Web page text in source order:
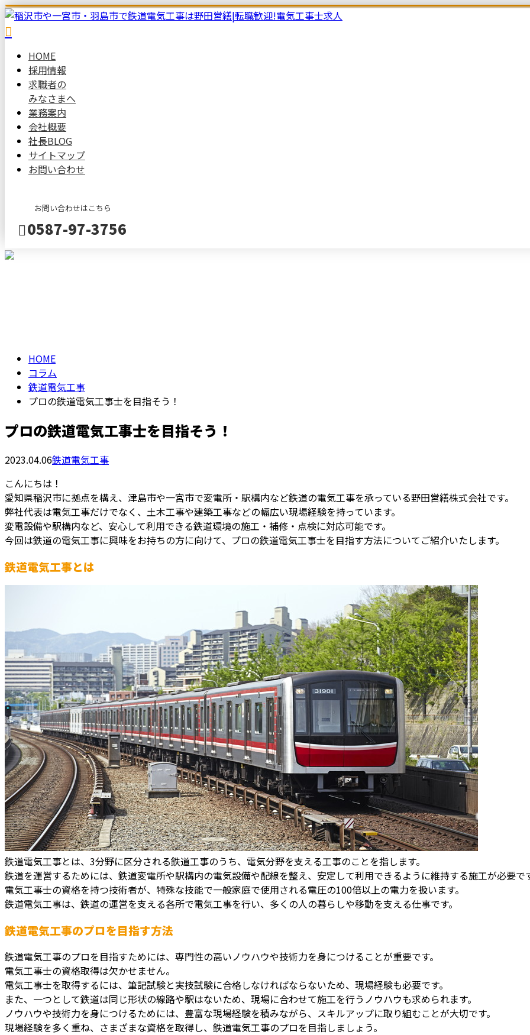
HOME
採用情報
求職者の
みなさまへ
業務案内
会社概要
社長BLOG
サイトマップ
お問い合わせ
お問い合わせはこちら
0587-97-3756
HOME
コラム
鉄道電気工事
プロの鉄道電気工事士を目指そう！
プロの鉄道電気工事士を目指そう！
2023.04.06鉄道電気工事
こんにちは！
愛知県稲沢市に拠点を構え、津島市や一宮市で変電所・駅構内など鉄道の電気工事を承っている野田営繕株式会社です。
弊社代表は電気工事だけでなく、土木工事や建築工事などの幅広い現場経験を持っています。
変電設備や駅構内など、安心して利用できる鉄道環境の施工・補修・点検に対応可能です。
今回は鉄道の電気工事に興味をお持ちの方に向けて、プロの鉄道電気工事士を目指す方法についてご紹介いたします。
鉄道電気工事とは
鉄道電気工事とは、3分野に区分される鉄道工事のうち、電気分野を支える工事のことを指します。
鉄道を運営するためには、鉄道変電所や駅構内の電気設備や配線を整え、安定して利用できるように維持する施工が必要で
電気工事士の資格を持つ技術者が、特殊な技能で一般家庭で使用される電圧の100倍以上の電力を扱います。
鉄道電気工事は、鉄道の運営を支える各所で電気工事を行い、多くの人の暮らしや移動を支える仕事です。
鉄道電気工事のプロを目指す方法
鉄道電気工事のプロを目指すためには、専門性の高いノウハウや技術力を身につけることが重要です。
電気工事士の資格取得は欠かせません。
電気工事士を取得するには、筆記試験と実技試験に合格しなければならないため、現場経験も必要です。
また、一つとして鉄道は同じ形状の線路や駅はないため、現場に合わせて施工を行うノウハウも求められます。
ノウハウや技術力を身につけるためには、豊富な現場経験を積みながら、スキルアップに取り組むことが大切です。
現場経験を多く重ね、さまざまな資格を取得し、鉄道電気工事のプロを目指しましょう。